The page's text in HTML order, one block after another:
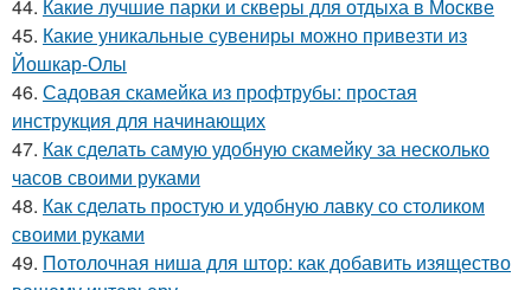
44. Какие лучшие парки и скверы для отдыха в Москве
45. Какие уникальные сувениры можно привезти из
Йошкар-Олы
46. Садовая скамейка из профтрубы: простая
инструкция для начинающих
47. Как сделать самую удобную скамейку за несколько
часов своими руками
48. Как сделать простую и удобную лавку со столиком
своими руками
49. Потолочная ниша для штор: как добавить изящество